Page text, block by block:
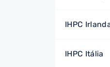
IHPC
IHPC Itália